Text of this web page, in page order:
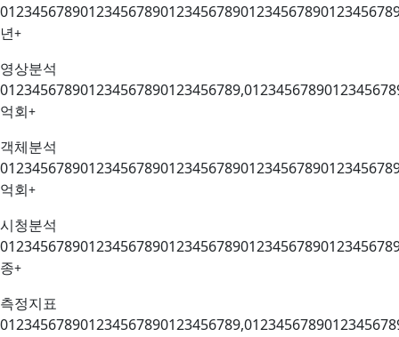
0123456789012345678901234567890123456789012345678
년+
영상분석
012345678901234567890123456789,0123456789012345678
억회+
객체분석
0123456789012345678901234567890123456789012345678
억회+
시청분석
0123456789012345678901234567890123456789012345678
종+
측정지표
012345678901234567890123456789,0123456789012345678